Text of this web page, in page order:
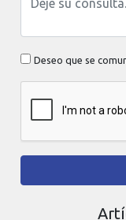
Deseo que se